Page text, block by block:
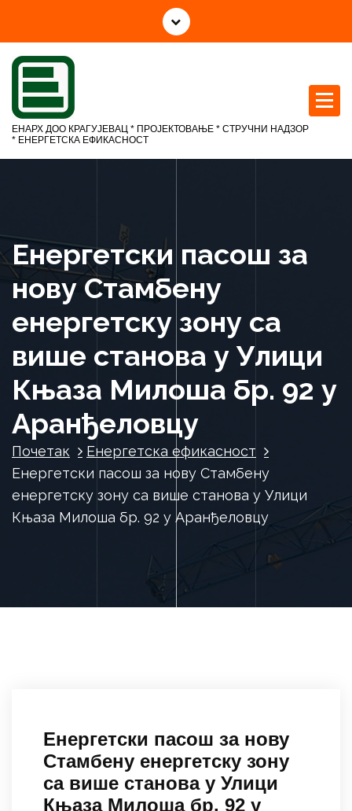
о
а
а
ј
ЕНАРХ ДОО КРАГУЈЕВАЦ * ПРОЈЕКТОВАЊЕ * СТРУЧНИ НАДЗОР
* ЕНЕРГЕТСКА ЕФИКАСНОСТ
Енергетски пасош за
нову Стамбену
енергетску зону са
више станова у Улици
Књаза Милоша бр. 92 у
Аранђеловцу
Почетак
Енергетска ефикасност
Енергетски пасош за нову Стамбену
енергетску зону са више станова у Улици
Књаза Милоша бр. 92 у Аранђеловцу
Енергетски пасош за нову
Стамбену енергетску зону
са више станова у Улици
Књаза Милоша бр. 92 у